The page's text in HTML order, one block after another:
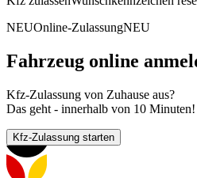
NEUOnline-ZulassungNEU
Fahrzeug online
Kfz-Zulassung von Zuhause aus?
Das geht - innerhalb von 10 Minuten!
Kfz-Zulassung starten